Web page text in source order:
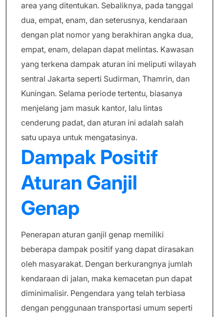
area yang ditentukan. Sebaliknya, pada tanggal
dua, empat, enam, dan seterusnya, kendaraan
dengan plat nomor yang berakhiran angka dua,
empat, enam, delapan dapat melintas. Kawasan
yang terkena dampak aturan ini meliputi wilayah
sentral Jakarta seperti Sudirman, Thamrin, dan
Kuningan. Selama periode tertentu, biasanya
menjelang jam masuk kantor, lalu lintas
cenderung padat, dan aturan ini adalah salah
satu upaya untuk mengatasinya.
Dampak Positif
Aturan Ganjil
Genap
Penerapan aturan ganjil genap memiliki
beberapa dampak positif yang dapat dirasakan
oleh masyarakat. Dengan berkurangnya jumlah
kendaraan di jalan, maka kemacetan pun dapat
diminimalisir. Pengendara yang telah terbiasa
dengan penggunaan transportasi umum seperti